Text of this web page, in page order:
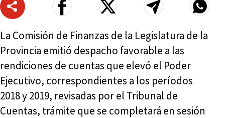
La Comisión de Finanzas de la Legislatura de la
Provincia emitió despacho favorable a las
rendiciones de cuentas que elevó el Poder
Ejecutivo, correspondientes a los períodos
2018 y 2019, revisadas por el Tribunal de
Cuentas, trámite que se completará en sesión